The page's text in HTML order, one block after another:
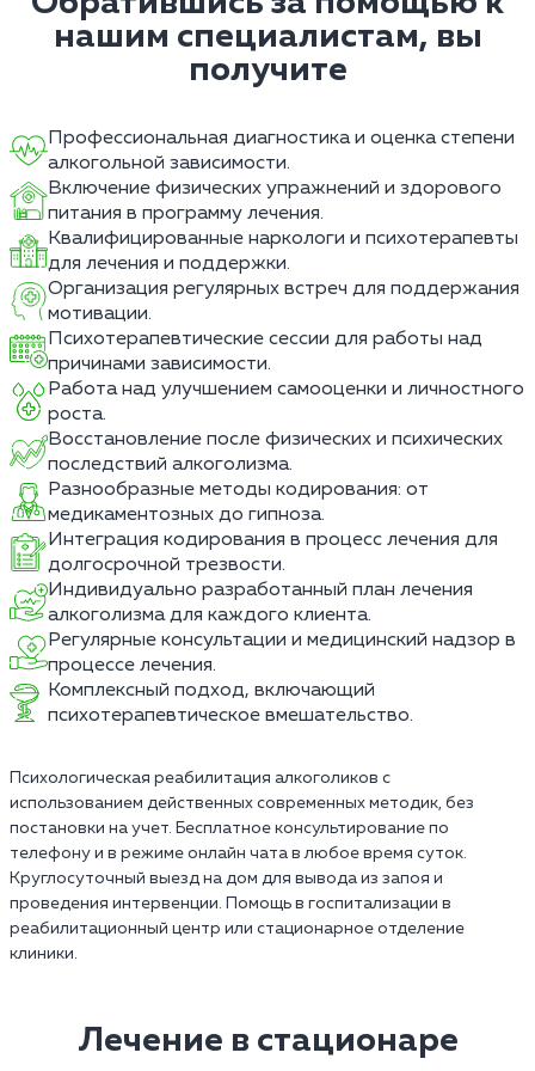
нашим специалистам, вы
получите
Профессиональная диагностика и оценка степени
алкогольной зависимости.
Включение физических упражнений и здорового
питания в программу лечения.
Квалифицированные наркологи и психотерапевты
для лечения и поддержки.
Организация регулярных встреч для поддержания
мотивации.
Психотерапевтические сессии для работы над
причинами зависимости.
Работа над улучшением самооценки и личностного
роста.
Восстановление после физических и психических
последствий алкоголизма.
Разнообразные методы кодирования: от
медикаментозных до гипноза.
Интеграция кодирования в процесс лечения для
долгосрочной трезвости.
Индивидуально разработанный план лечения
алкоголизма для каждого клиента.
Регулярные консультации и медицинский надзор в
процессе лечения.
Комплексный подход, включающий
психотерапевтическое вмешательство.
Психологическая реабилитация алкоголиков с
использованием действенных современных методик, без
постановки на учет. Бесплатное консультирование по
телефону и в режиме онлайн чата в любое время суток.
Круглосуточный выезд на дом для вывода из запоя и
проведения интервенции. Помощь в госпитализации в
реабилитационный центр или стационарное отделение
клиники.
Лечение в стационаре